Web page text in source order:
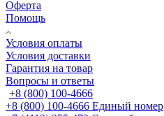
Оферта
Помощь
Условия оплаты
Условия доставки
Гарантия на товар
Вопросы и ответы
+8 (800) 100-4666
+8 (800) 100-4666 Единый номер